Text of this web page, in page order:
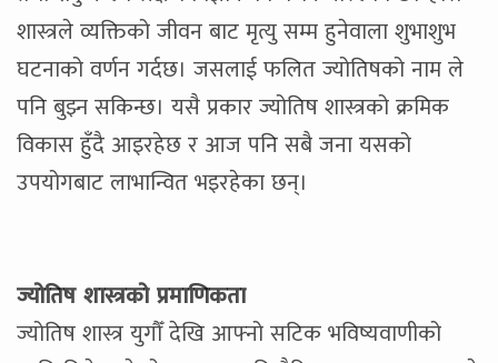
शास्त्रले व्यक्तिको जीवन बाट मृत्यु सम्म हुनेवाला शुभाशुभ
घटनाको वर्णन गर्दछ। जसलाई फलित ज्योतिषको नाम ले
पनि बुझ्न सकिन्छ। यसै प्रकार ज्योतिष शास्त्रको क्रमिक
विकास हुँदै आइरहेछ र आज पनि सबै जना यसको
उपयोगबाट लाभान्वित भइरहेका छन्।
ज्योतिष शास्त्रको प्रमाणिकता
ज्योतिष शास्त्र युगौँ देखि आफ्नो सटिक भविष्यवाणीको